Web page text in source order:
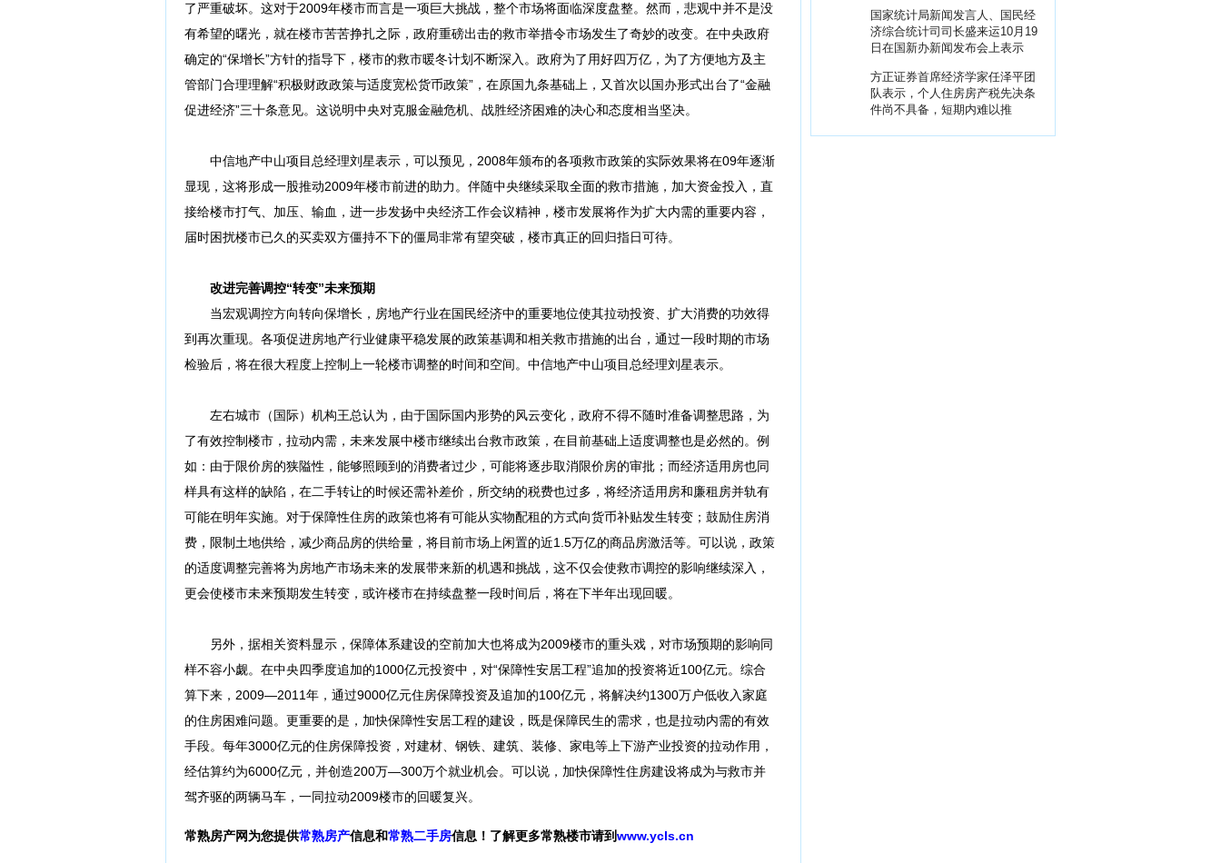
了严重破坏。这对于2009年楼市而言是一项巨大挑战，整个市场将面临深度盘整。然而，悲观中并不是没
有希望的曙光，就在楼市苦苦挣扎之际，政府重磅出击的救市举措令市场发生了奇妙的改变。在中央政府
确定的“保增长”方针的指导下，楼市的救市暖冬计划不断深入。政府为了用好四万亿，为了方便地方及主
管部门合理理解“积极财政政策与适度宽松货币政策”，在原国九条基础上，又首次以国办形式出台了“金融
促进经济”三十条意见。这说明中央对克服金融危机、战胜经济困难的决心和态度相当坚决。
中信地产中山项目总经理刘星表示，可以预见，2008年颁布的各项救市政策的实际效果将在09年逐渐
显现，这将形成一股推动2009年楼市前进的助力。伴随中央继续采取全面的救市措施，加大资金投入，直
接给楼市打气、加压、输血，进一步发扬中央经济工作会议精神，楼市发展将作为扩大内需的重要内容，
届时困扰楼市已久的买卖双方僵持不下的僵局非常有望突破，楼市真正的回归指日可待。
改进完善调控“转变”未来预期
当宏观调控方向转向保增长，房地产行业在国民经济中的重要地位使其拉动投资、扩大消费的功效得
到再次重现。各项促进房地产行业健康平稳发展的政策基调和相关救市措施的出台，通过一段时期的市场
检验后，将在很大程度上控制上一轮楼市调整的时间和空间。中信地产中山项目总经理刘星表示。
左右城市（国际）机构王总认为，由于国际国内形势的风云变化，政府不得不随时准备调整思路，为
了有效控制楼市，拉动内需，未来发展中楼市继续出台救市政策，在目前基础上适度调整也是必然的。例
如：由于限价房的狭隘性，能够照顾到的消费者过少，可能将逐步取消限价房的审批；而经济适用房也同
样具有这样的缺陷，在二手转让的时候还需补差价，所交纳的税费也过多，将经济适用房和廉租房并轨有
可能在明年实施。对于保障性住房的政策也将有可能从实物配租的方式向货币补贴发生转变；鼓励住房消
费，限制土地供给，减少商品房的供给量，将目前市场上闲置的近1.5万亿的商品房激活等。可以说，政策
的适度调整完善将为房地产市场未来的发展带来新的机遇和挑战，这不仅会使救市调控的影响继续深入，
更会使楼市未来预期发生转变，或许楼市在持续盘整一段时间后，将在下半年出现回暖。
另外，据相关资料显示，保障体系建设的空前加大也将成为2009楼市的重头戏，对市场预期的影响同
样不容小觑。在中央四季度追加的1000亿元投资中，对“保障性安居工程”追加的投资将近100亿元。综合
算下来，2009—2011年，通过9000亿元住房保障投资及追加的100亿元，将解决约1300万户低收入家庭
的住房困难问题。更重要的是，加快保障性安居工程的建设，既是保障民生的需求，也是拉动内需的有效
手段。每年3000亿元的住房保障投资，对建材、钢铁、建筑、装修、家电等上下游产业投资的拉动作用，
经估算约为6000亿元，并创造200万—300万个就业机会。可以说，加快保障性住房建设将成为与救市并
驾齐驱的两辆马车，一同拉动2009楼市的回暖复兴。
常熟房产网为您提供常熟房产信息和常熟二手房信息！了解更多常熟楼市请到www.ycls.cn
国家统计局新闻发言人、国民经
济综合统计司司长盛来运10月19
日在国新办新闻发布会上表示
方正证券首席经济学家任泽平团
队表示，个人住房房产税先决条
件尚不具备，短期内难以推